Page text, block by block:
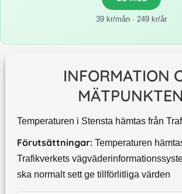
39 kr/mån · 249 kr/år
INFORMATION
MÄTPUNKTEN
Temperaturen i Stensta hämtas från
Förutsättningar: Temperaturen
Trafikverkets
ska normalt sett ge tillförlitliga värden